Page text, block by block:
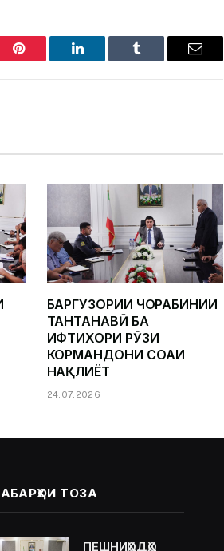
Pinterest LinkedIn Tumblr Email
БАРГУЗОРИИ ЧОРАБИНИИ
ТАНТАНАВӢ БА
ИФТИХОРИ РӮЗИ
КОРМАНДОНИ СОҲАИ
НАҚЛИЁТ
24.07.2026
ТОЗА
ПЕШНИҲОДҲО